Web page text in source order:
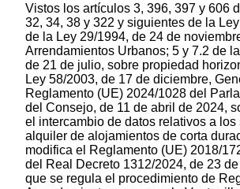
Vistos los artículos 3, 396, 397 y 606
32, 34, 38 y 322 y siguientes de la
de la Ley 29/1994, de 24 de
Arrendamientos Urbanos; 5 y 7.2 de
de 21 de julio, sobre propiedad
Ley 58/2003, de 17 de diciembre,
Reglamento (UE) 2024/1028 del
del Consejo, de 11 de abril de 2024,
el intercambio de datos relativos a los
alquiler de alojamientos de corta
modifica el Reglamento (UE) 2018/
del Real Decreto 1312/2024, de 23
que se regula el procedimiento de